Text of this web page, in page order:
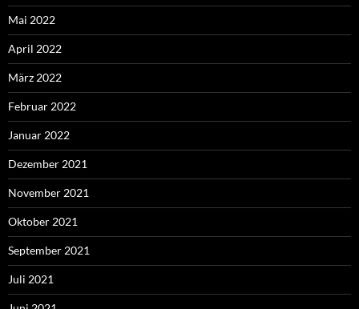
Mai 2022
April 2022
März 2022
Februar 2022
Januar 2022
Dezember 2021
November 2021
Oktober 2021
September 2021
Juli 2021